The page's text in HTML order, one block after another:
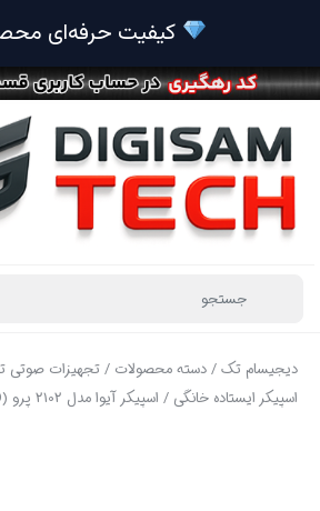
دیجیسام تک/دسته محصولات /تجهیزات صوتی
اسپیکر ایستاده خانگی / اسپیکر آیوا مدل 2102 پرو (AW-X2102DSP PRO)
کیفیت حر